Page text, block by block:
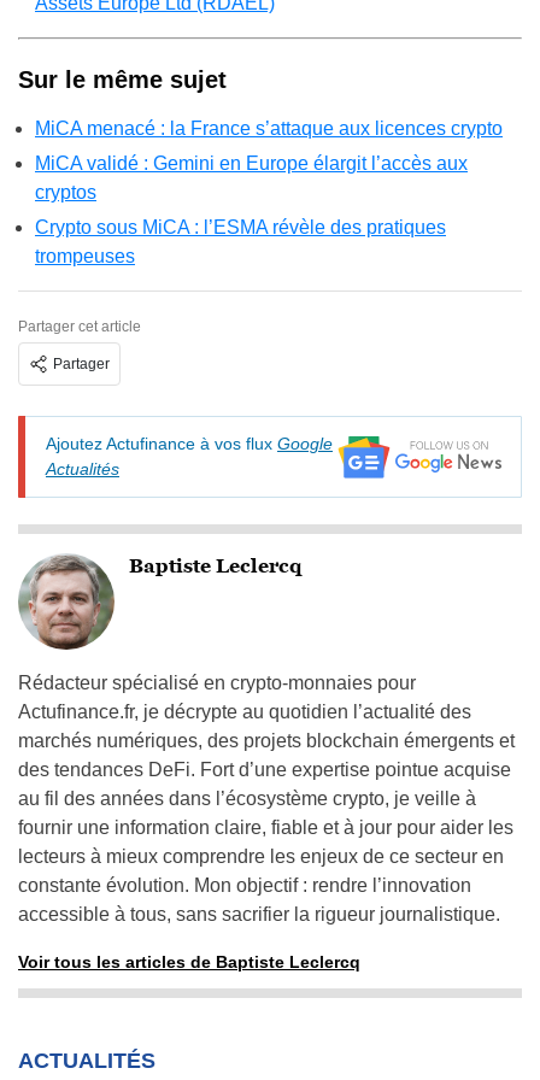
Sur le même sujet
MiCA menacé : la France s’attaque aux licences crypto
MiCA validé : Gemini en Europe élargit l’accès aux
cryptos
Crypto sous MiCA : l’ESMA révèle des pratiques
trompeuses
Partager cet article
Partager
Ajoutez Actufinance à vos flux Google
Actualités
Baptiste Leclercq
Rédacteur spécialisé en crypto-monnaies pour
Actufinance.fr, je décrypte au quotidien l’actualité des
marchés numériques, des projets blockchain émergents et
des tendances DeFi. Fort d’une expertise pointue acquise
au fil des années dans l’écosystème crypto, je veille à
fournir une information claire, fiable et à jour pour aider les
lecteurs à mieux comprendre les enjeux de ce secteur en
constante évolution. Mon objectif : rendre l’innovation
accessible à tous, sans sacrifier la rigueur journalistique.
Voir tous les articles de Baptiste Leclercq
ACTUALITÉS